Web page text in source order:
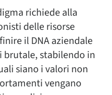
richiede alla
delle risorse
il DNA aziendale
brutale, stabilendo in
siano i valori non
vengano